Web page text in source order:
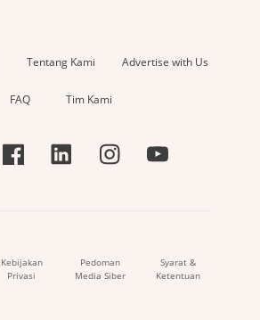
Tentang Kami Advertise with Us
FAQ Tim Kami
Kebijakan
Privasi
Pedoman
Media Siber
Syarat &
Ketentuan